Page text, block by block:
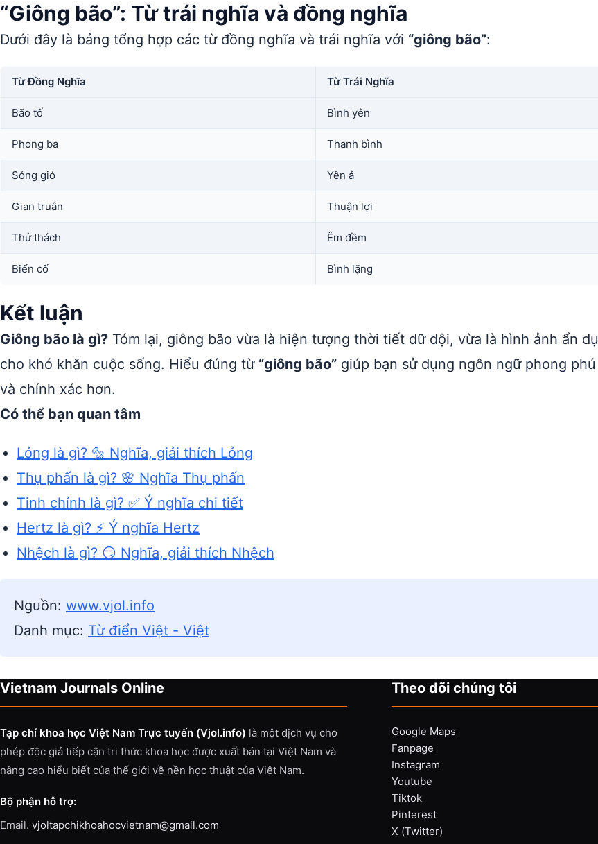
“Giông bão”: Từ trái nghĩa và đồng nghĩa
Dưới đây là bảng tổng hợp các từ đồng nghĩa và trái nghĩa với “giông bão”:
Từ Đồng Nghĩa Từ Trái Nghĩa
Bão tố Bình yên
Phong ba Thanh bình
Sóng gió Yên ả
Gian truân Thuận lợi
Thử thách Êm đềm
Biến cố Bình lặng
Kết luận
Giông bão là gì? Tóm lại, giông bão vừa là hiện tượng thời tiết dữ dội, vừa là hình ảnh ẩn dụ
cho khó khăn cuộc sống. Hiểu đúng từ “giông bão” giúp bạn sử dụng ngôn ngữ phong phú
và chính xác hơn.
Có thể bạn quan tâm
Lỏng là gì? 🔩 Nghĩa, giải thích Lỏng
Thụ phấn là gì? 🌸 Nghĩa Thụ phấn
Tinh chỉnh là gì? ✅ Ý nghĩa chi tiết
Hertz là gì? ⚡ Ý nghĩa Hertz
Nhệch là gì? 😏 Nghĩa, giải thích Nhệch
Nguồn: www.vjol.info
Danh mục: Từ điển Việt - Việt
Vietnam Journals Online
Tạp chí khoa học Việt Nam Trực tuyến (Vjol.info) là một dịch vụ cho
phép độc giả tiếp cận tri thức khoa học được xuất bản tại Việt Nam và
nâng cao hiểu biết của thế giới về nền học thuật của Việt Nam.
Bộ phận hỗ trợ:
Email. vjoltapchikhoahocvietnam@gmail.com
Theo dõi chúng tôi
Google Maps
Fanpage
Instagram
Youtube
Tiktok
Pinterest
X (Twitter)